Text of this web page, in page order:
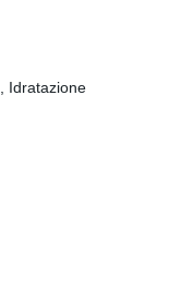
Idratazione